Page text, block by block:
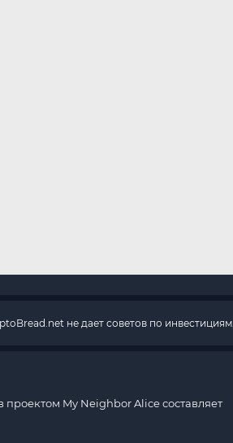
не дает советов по инвестициям.
My Neighbor Alice составляет